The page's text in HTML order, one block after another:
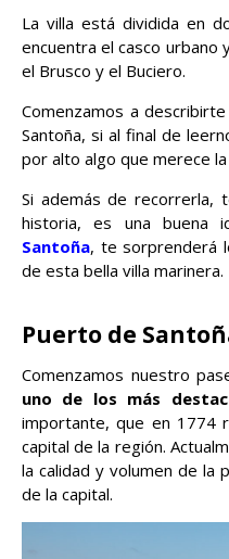
La villa está dividida en
encuentra el casco urbano
el Brusco y el Buciero.
Comenzamos a
Santoña, si al final de
por alto algo que merece
Si además de recorrerla,
historia, es una buena
Santoña, te sorprenderá
de esta bella villa marinera.
Puerto de
Comenzamos nuestro
uno de los más
importante, que en 1774
capital de la región.
la calidad y volumen de la
de la capital.